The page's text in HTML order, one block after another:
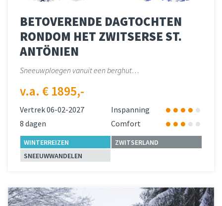
BETOVERENDE DAGTOCHTEN
RONDOM HET ZWITSERSE ST.
ANTÖNIEN
Sneeuwploegen vanuit een berghut…
v.a. € 1895,-
Vertrek 06-02-2027
Inspanning
8 dagen
Comfort
WINTERREIZEN
ZWITSERLAND
SNEEUWWANDELEN